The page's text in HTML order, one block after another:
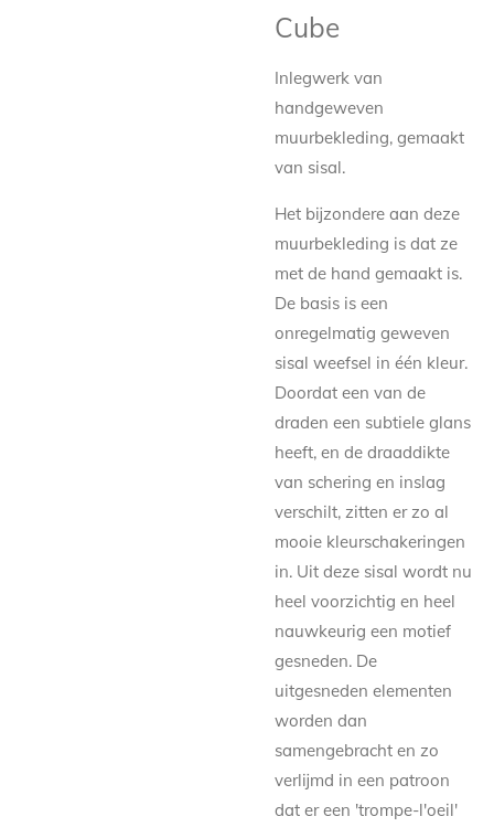
Cube
Inlegwerk van
handgeweven
muurbekleding, gemaakt
van sisal.
Het bijzondere aan deze
muurbekleding is dat ze
met de hand gemaakt is.
De basis is een
onregelmatig geweven
sisal weefsel in één kleur.
Doordat een van de
draden een subtiele glans
heeft, en de draaddikte
van schering en inslag
verschilt, zitten er zo al
mooie kleurschakeringen
in. Uit deze sisal wordt nu
heel voorzichtig en heel
nauwkeurig een motief
gesneden. De
uitgesneden elementen
worden dan
samengebracht en zo
verlijmd in een patroon
dat er een 'trompe-l'oeil'